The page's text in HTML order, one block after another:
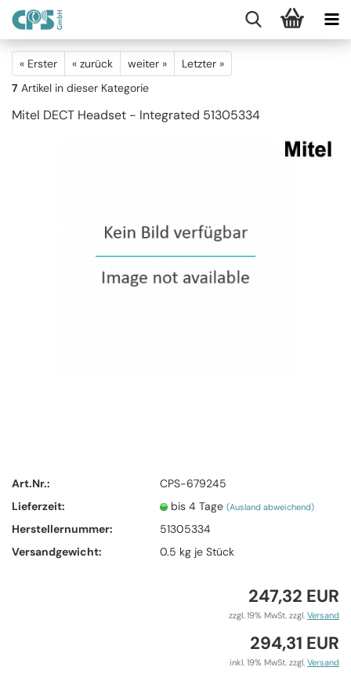
« Erster « zurück weiter »
Letzter »
7 Artikel in dieser Kategorie
Mitel DECT Headset - Integrated 51305334
Art.Nr.:
CPS-679245
Lieferzeit:
bis 4 Tage(Ausland abweichend)
Herstellernummer:
51305334
Versandgewicht:
0.5 kg je Stück
247,32 EUR
zzgl. 19% MwSt. zzgl. Versand
294,31 EUR
inkl. 19% MwSt. zzgl. Versand